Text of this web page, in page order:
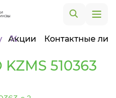
Акции Контактные
510363